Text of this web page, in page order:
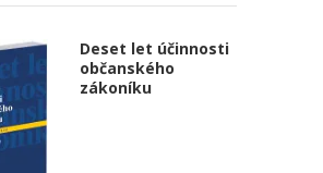
Deset let účinnosti
občanského
zákoníku